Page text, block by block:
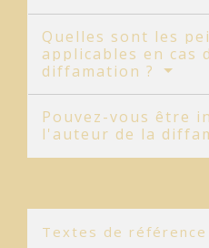
Quelles sont les
applicables en cas
diffamation ?
Pouvez-vous être
l'auteur de la
Textes de référence